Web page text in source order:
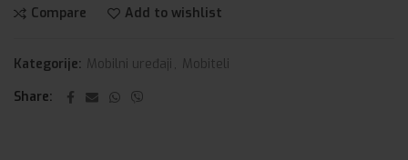
Compare Add to wishlist
Kategorije: Mobilni uređaji , Mobiteli
Share